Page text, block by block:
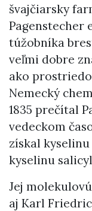
švajčiarsky
Pagenstecher
túžobníka
veľmi dobre
ako
Nemecký
1835 prečítal
vedeckom
získal kyselinu
kyselinu
Jej
aj Karl